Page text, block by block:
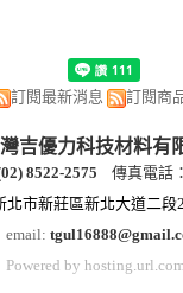
訂閱最新消息 訂閱商
吉優力科技材料有
02) 8522-2575 傳真電話：
北市新莊區新北大道二段
email:
Powered by